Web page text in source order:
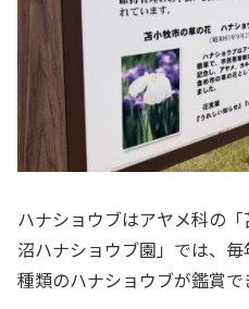
ハナショウブはアヤメ科の
沼ハナショウブ園」では、
種類のハナショウブが鑑賞で